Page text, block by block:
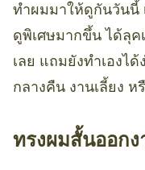
ทำผมมาให้ดูกันวันนี้
ดูพิเศษมากขึ้น ได้ลุ
เลย แถมยังทำเองไ
กลางคืน งานเลี้ยง ห
ทรงผมสั้นออกง